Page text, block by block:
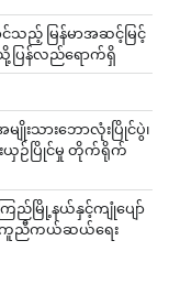
င်သည့် မြန်မာအဆင့်မြင့်
ပြန်လည်ရောက်ရှိ
မျိုးသားဘောလုံးပြိုင်ပွဲ၊
ယှဉ်ပြိုင်မှု တိုက်ရိုက်
ြည်မြို့နယ်နှင့်ကျုံပျော်
င့် ကူညီကယ်ဆယ်ရေး